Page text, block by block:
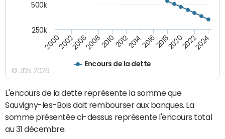
Encours de la dette
200020022006200820102012201420162018202020222024
250k
500k
© JDN 2026
L'encours de la dette représente la somme que
Sauvigny-les-Bois doit rembourser aux banques. La
somme présentée ci-dessus représente l'encours total
au 31 décembre.